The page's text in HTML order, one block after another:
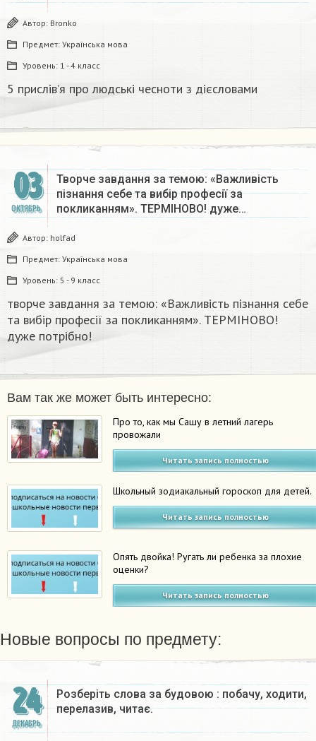
Автор: Bronko
Предмет: Українська мова
Уровень: 1 - 4 класс
5 прислів’я про людські чесноти з дієсловами
03
ОКТЯБРЬ
Творче завдання за темою: «Важливість
пізнання себе та вибір професії за
покликанням». ТЕРМІНОВО! дуже…
Автор: holfad
Предмет: Українська мова
Уровень: 5 - 9 класс
творче завдання за темою: «Важливість пізнання себе
та вибір професії за покликанням». ТЕРМІНОВО!
дуже потрібно!
Вам так же может быть интересно:
Про то, как мы Сашу в летний лагерь
провожали
Читать запись полностью
Школьный зодиакальный гороскоп для детей.
Читать запись полностью
Опять двойка! Ругать ли ребенка за плохие
оценки?
Читать запись полностью
Новые вопросы по предмету:
24
ДЕКАБРЬ
Розберіть слова за будовою : побачу, ходити,
перелазив, читає.